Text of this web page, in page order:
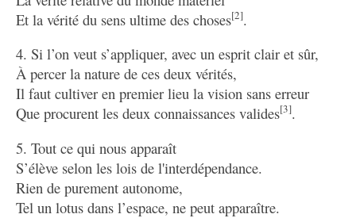
Et la vérité du sens ultime des choses[2].
4. Si l’on veut s’appliquer, avec un esprit clair et sûr,
À percer la nature de ces deux vérités,
Il faut cultiver en premier lieu la vision sans erreur
Que procurent les deux connaissances valides[3].
5. Tout ce qui nous apparaît
S’élève selon les lois de l'interdépendance.
Rien de purement autonome,
Tel un lotus dans l’espace, ne peut apparaître.